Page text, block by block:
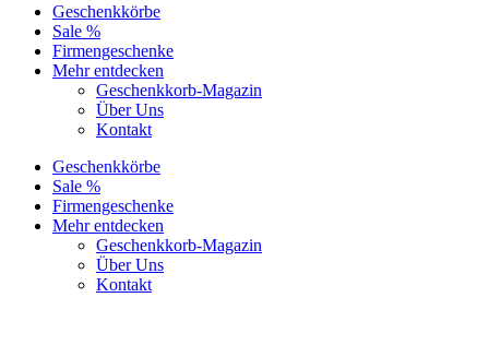
Geschenkkörbe
Sale %
Firmengeschenke
Mehr entdecken
Geschenkkorb-Magazin
Über Uns
Kontakt
Geschenkkörbe
Sale %
Firmengeschenke
Mehr entdecken
Geschenkkorb-Magazin
Über Uns
Kontakt